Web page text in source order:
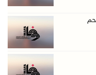
مواطني ...
خربة الحم ...